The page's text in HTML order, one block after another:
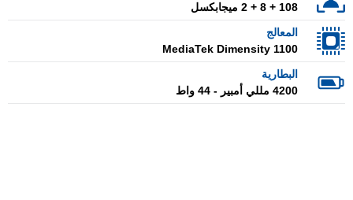
108 + 8 + 2 ميجابكسل
المعالج
MediaTek Dimensity 1100
البطارية
4200 مللي أمبير - 44 واط